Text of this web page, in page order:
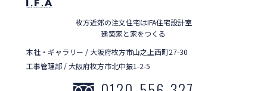
枚方近郊の注文住宅はIFA住宅設計室
建築家と家をつくる
本社・ギャラリー / 大阪府枚方市山之上西町27-30
工事管理部 / 大阪府枚方市北中振1-2-5